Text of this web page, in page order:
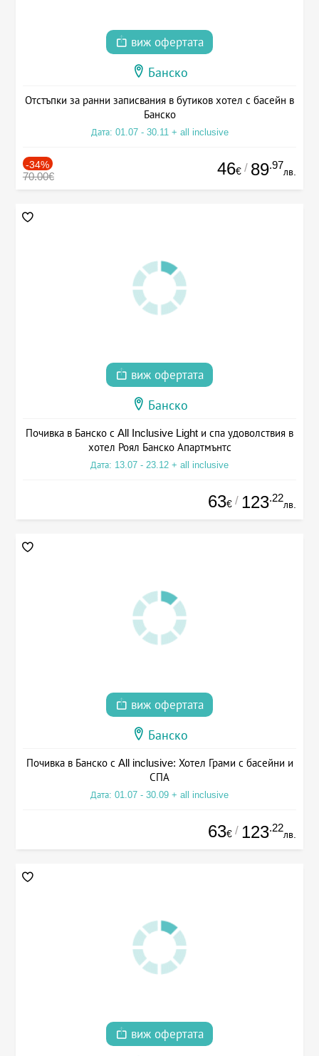
виж офертата
Банско
Отстъпки за ранни записвания в бутиков хотел с басейн в
Банско
Дата: 01.07 - 30.11 + all inclusive
-34%
70.00€ 46€ / 89.97
лв.
виж офертата
Банско
Почивка в Банско с All Inclusive Light и спа удоволствия в
хотел Роял Банско Апартмънтс
Дата: 13.07 - 23.12 + all inclusive
63€ / 123.22
лв.
виж офертата
Банско
Почивка в Банско с All inclusive: Хотел Грами с басейни и
СПА
Дата: 01.07 - 30.09 + all inclusive
63€ / 123.22
лв.
виж офертата